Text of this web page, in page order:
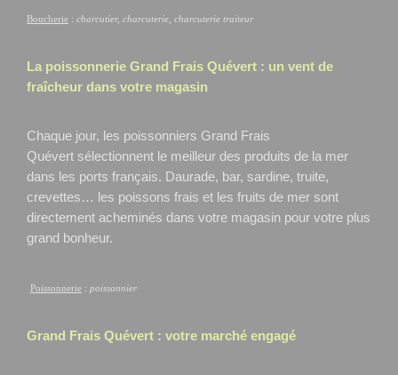
Boucherie : charcutier, charcuterie, charcuterie traiteur
La poissonnerie Grand Frais Quévert : un vent de
fraîcheur dans votre magasin
Chaque jour, les poissonniers Grand Frais
Quévert sélectionnent le meilleur des produits de la mer
dans les ports français. Daurade, bar, sardine, truite,
crevettes… les poissons frais et les fruits de mer sont
directement acheminés dans votre magasin pour votre plus
grand bonheur.
Poissonnerie : poissonnier
Grand Frais Quévert : votre marché engagé